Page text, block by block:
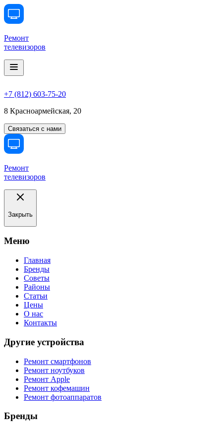
Ремонт
телевизоров
+7 (812) 603-75-20
8 Красноармейская, 20
Связаться с нами
Ремонт
телевизоров
Закрыть
Meню
Главная
Бренды
Советы
Районы
Статьи
Цены
О нас
Контакты
Другие устройства
Ремонт смартфонов
Ремонт ноутбуков
Ремонт Apple
Ремонт кофемашин
Ремонт фотоаппаратов
Бренды